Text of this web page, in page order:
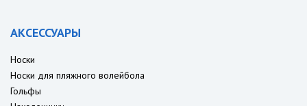
АКСЕССУАРЫ
Носки
Носки для пляжного волейбола
Гольфы